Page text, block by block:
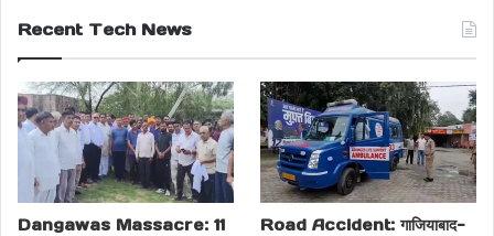
Recent Tech News
Dangawas Massacre: 11
Road Accident: गाजियाबाद-